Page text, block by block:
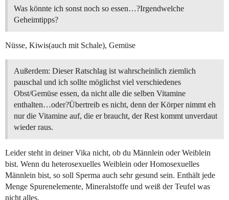
Was könnte ich sonst noch so essen…?Irgendwelche
Geheimtipps?
Nüsse, Kiwis(auch mit Schale), Gemüse
Außerdem: Dieser Ratschlag ist wahrscheinlich ziemlich
pauschal und ich sollte möglichst viel verschiedenes
Obst/Gemüse essen, da nicht alle die selben Vitamine
enthalten…oder?Übertreib es nicht, denn der Körper nimmt eh
nur die Vitamine auf, die er braucht, der Rest kommt unverdaut
wieder raus.
Leider steht in deiner Vika nicht, ob du Männlein oder Weiblein
bist. Wenn du heterosexuelles Weiblein oder Homosexuelles
Männlein bist, so soll Sperma auch sehr gesund sein. Enthält jede
Menge Spurenelemente, Mineralstoffe und weiß der Teufel was
nicht alles.